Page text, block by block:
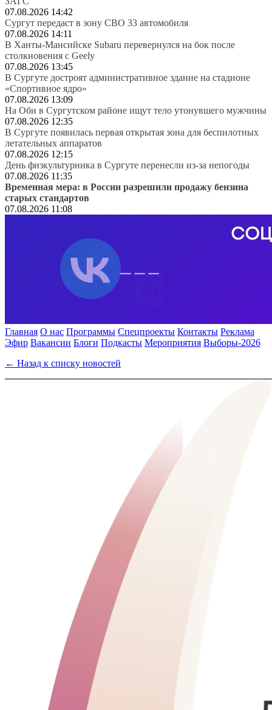
07.08.2026 14:42
Сургут передаст в зону СВО 33 автомобиля
07.08.2026 14:11
В Ханты-Мансийске Subaru перевернулся на бок после
столкновения с Geely
07.08.2026 13:45
В Сургуте достроят административное здание на стадионе
«Спортивное ядро»
07.08.2026 13:09
На Оби в Сургутском районе ищут тело утонувшего мужчины
07.08.2026 12:35
В Сургуте появилась первая открытая зона для беспилотных
летательных аппаратов
07.08.2026 12:15
День физкультурника в Сургуте перенесли из-за непогоды
07.08.2026 11:35
Временная мера: в России разрешили продажу бензина
старых стандартов
07.08.2026 11:08
Главная О нас Программы Спецпроекты Контакты Реклама
Эфир Вакансии Блоги Подкасты Мероприятия Выборы-2026
← Назад к списку новостей